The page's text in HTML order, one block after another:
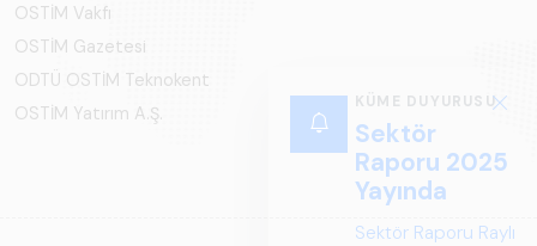
KÜME DUYURUSU
Sektör
Raporu 2025
Yayında
Sektör Raporu Raylı
OSTİM Vakfı
OSTİM Gazetesi
ODTÜ OSTİM Teknokent
OSTİM Yatırım A.Ş.